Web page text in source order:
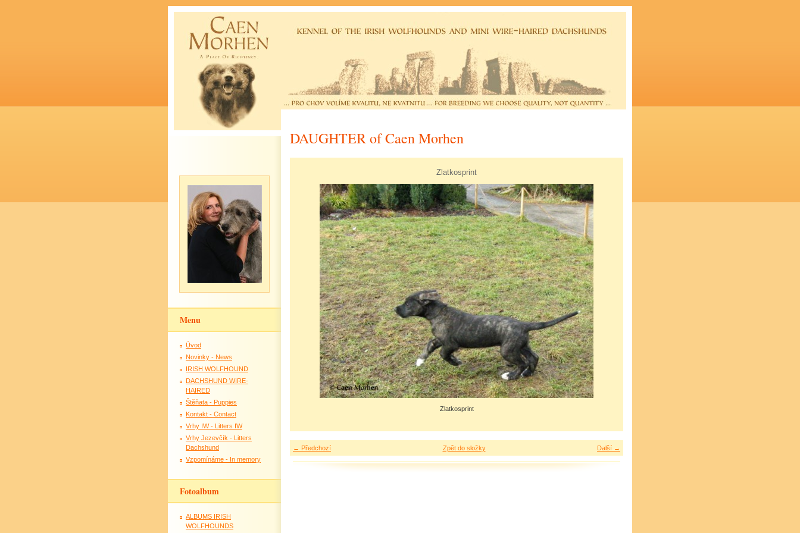
DAUGHTER of Caen Morhen
Zlatkosprint
Zlatkosprint
← Předchozí Další →
Zpět do složky
Menu
Úvod
Novinky - News
IRISH WOLFHOUND
DACHSHUND WIRE-
HAIRED
Štěňata - Puppies
Kontakt - Contact
Vrhy IW - Litters IW
Vrhy Jezevčík - Litters
Dachshund
Vzpomínáme - In memory
Fotoalbum
ALBUMS IRISH
WOLFHOUNDS